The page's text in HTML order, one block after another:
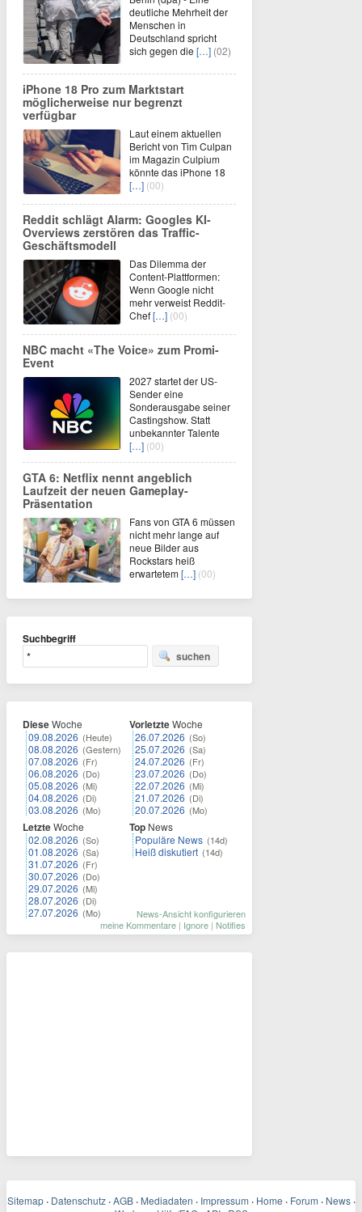
deutliche Mehrheit der
Menschen in
Deutschland spricht
sich gegen die […] (02)
iPhone 18 Pro zum Marktstart
möglicherweise nur begrenzt
verfügbar
Laut einem aktuellen
Bericht von Tim Culpan
im Magazin Culpium
könnte das iPhone 18
[…] (00)
Reddit schlägt Alarm: Googles KI-
Overviews zerstören das Traffic-
Geschäftsmodell
Das Dilemma der
Content-Plattformen:
Wenn Google nicht
mehr verweist Reddit-
Chef[…] (00)
NBC macht «The Voice» zum Promi-
Event
2027 startet der US-
Sender eine
Sonderausgabe seiner
Castingshow. Statt
unbekannter Talente
[…] (00)
GTA 6: Netflix nennt angeblich
Laufzeit der neuen Gameplay-
Präsentation
Fans von GTA 6 müssen
nicht mehr lange auf
neue Bilder aus
Rockstars heiß
erwartetem[…] (00)
Suchbegriff
suchen
DieseWoche
09.08.2026 (Heute)
08.08.2026 (Gestern)
07.08.2026 (Fr)
06.08.2026 (Do)
05.08.2026 (Mi)
04.08.2026 (Di)
03.08.2026 (Mo)
LetzteWoche
02.08.2026 (So)
01.08.2026 (Sa)
31.07.2026 (Fr)
30.07.2026 (Do)
29.07.2026 (Mi)
28.07.2026 (Di)
27.07.2026 (Mo)
VorletzteWoche
26.07.2026 (So)
25.07.2026 (Sa)
24.07.2026 (Fr)
23.07.2026 (Do)
22.07.2026 (Mi)
21.07.2026 (Di)
20.07.2026 (Mo)
Top News
Populäre News (14d)
Heiß diskutiert (14d)
News-Ansicht konfigurieren
meine Kommentare | Ignore | Notifies
Sitemap · Datenschutz · AGB · Mediadaten · Impressum · Home · Forum · News ·